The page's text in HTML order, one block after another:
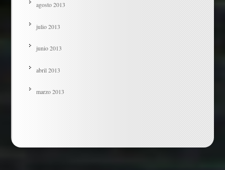
agosto 2013
julio 2013
junio 2013
abril 2013
marzo 2013